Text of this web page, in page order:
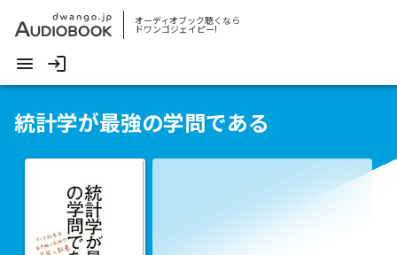
オーディオブック聴くなら
ドワンゴジェイピー!
統計学が最強の学問である